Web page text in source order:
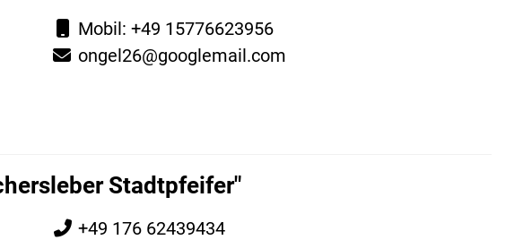
Mobil: +49 15776623956
ongel26@googlemail.com
Stadtpfeifer"
+49 176 62439434